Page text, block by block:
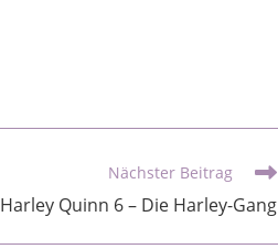
Nächster Beitrag
Harley Quinn 6 – Die Harley-Gang